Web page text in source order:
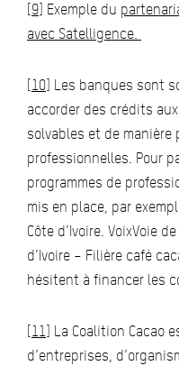
[9] Exemple du
avec Satelligence.
[10] Les banques sont
accorder des crédits
solvables et de manière
professionnelles. Pour
programmes de
mis en place, par
Côte d’Ivoire. VoixVoie
d’Ivoire – Filière café
hésitent à financer les
[11] La Coalition Cacao
d’entreprises,